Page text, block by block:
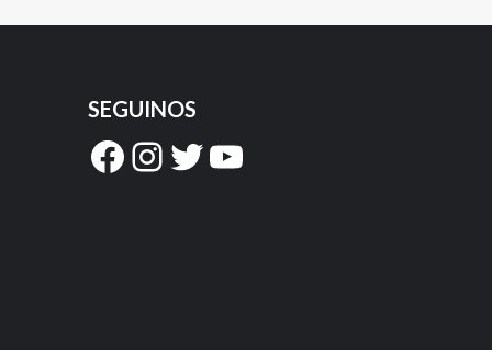
SEGUINOS
Facebook
Instagram
Twitter
YouTube